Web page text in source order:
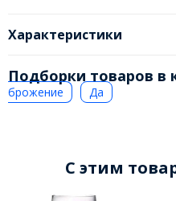
Характеристики
Подборки товаров в
брожение
Да
C этим